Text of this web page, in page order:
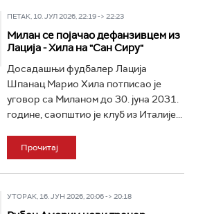
ПЕТАК, 10. ЈУЛ 2026, 22:19 -> 22:23
Милан се појачао дефанзивцем из
Лација - Хила на "Сан Сиру"
Досадашњи фудбалер Лација
Шпанац Марио Хила потписао је
уговор са Миланом до 30. јуна 2031.
године, саопштио је клуб из Италије...
Прочитај
УТОРАК, 16. ЈУН 2026, 20:06 -> 20:18